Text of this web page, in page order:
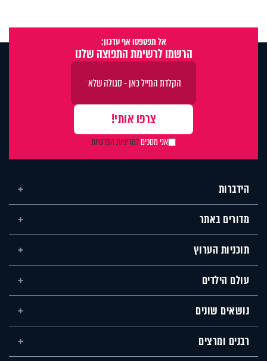
אל תפספסו אף עדכון:
הרשמו לרשימת התפוצה שלנו
אני מסכיםלמדיניות הפרטיות
הידברות
מדורים באתר
תוכניות הערוץ
עולם הילדים
נושאים שונים
רבנים ומרצים